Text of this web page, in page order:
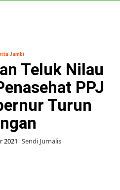
Jambi
Teluk Nilau
PPJ
Turun
2021 Sendi Jurnalis